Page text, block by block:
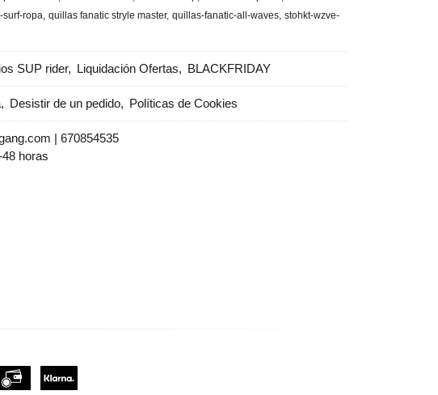
surf-ropa quillas fanatic stryle master quillas-fanatic-all-waves stohkt-wzve-
SUP rider Liquidación Ofertas BLACKFRIDAY
Desistir de un pedido Políticas de Cookies
|670854535
48 horas